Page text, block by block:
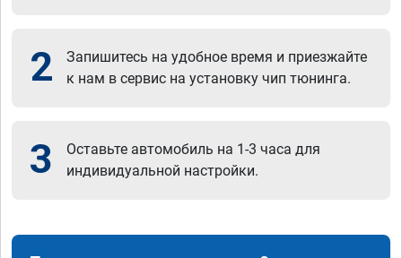
2
Запишитесь на удобное время и приезжайте
к нам в сервис на установку чип тюнинга.
3
Оставьте автомобиль на 1-3 часа для
индивидуальной настройки.